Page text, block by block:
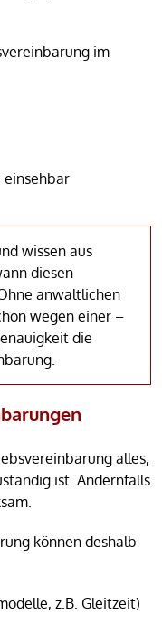
im
wissen aus
diesen
anwaltlichen
wegen einer –
die
alles,
ist. Andernfalls
können deshalb
z.B. Gleitzeit)